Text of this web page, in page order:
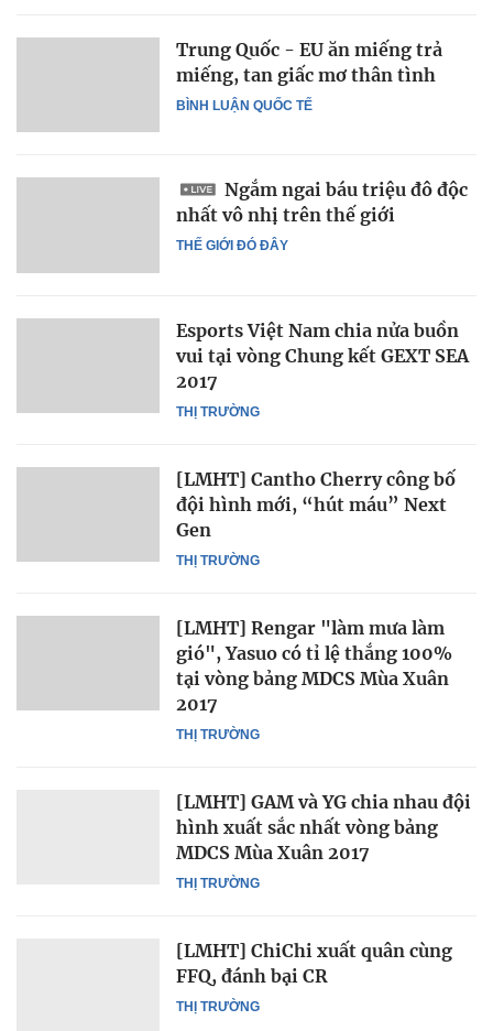
BÌNH LUẬN QUỐC TẾ
Trung Quốc - EU ăn miếng trả
miếng, tan giấc mơ thân tình
THẾ GIỚI ĐÓ ĐÂY
Ngắm ngai báu triệu đô độc
nhất vô nhị trên thế giới
THỊ TRƯỜNG
Esports Việt Nam chia nửa buồn
vui tại vòng Chung kết GEXT SEA
2017
THỊ TRƯỜNG
[LMHT] Cantho Cherry công bố
đội hình mới, “hút máu” Next
Gen
THỊ TRƯỜNG
[LMHT] Rengar "làm mưa làm
gió", Yasuo có tỉ lệ thắng 100%
tại vòng bảng MDCS Mùa Xuân
2017
THỊ TRƯỜNG
[LMHT] GAM và YG chia nhau đội
hình xuất sắc nhất vòng bảng
MDCS Mùa Xuân 2017
THỊ TRƯỜNG
[LMHT] ChiChi xuất quân cùng
FFQ, đánh bại CR